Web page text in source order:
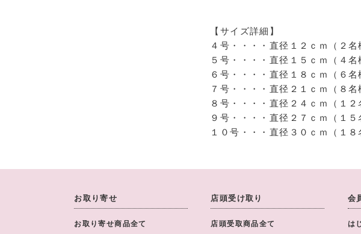
【サイズ詳細】
４号・・・・直径１２ｃｍ（２名
５号・・・・直径１５ｃｍ（４名
６号・・・・直径１８ｃｍ（６名
７号・・・・直径２１ｃｍ（８名
８号・・・・直径２４ｃｍ（１２
９号・・・・直径２７ｃｍ（１５
１０号・・・直径３０ｃｍ（１８
お取り寄せ
お取り寄せ商品全て
店頭受け取り
店頭受取商品全て
会
は